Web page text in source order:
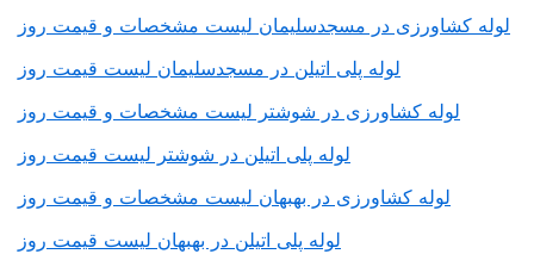
لوله کشاورزی در مسجدسلیمان لیست مشخصات و قیمت روز
لوله پلی اتیلن در مسجدسلیمان لیست قیمت روز
لوله کشاورزی در شوشتر لیست مشخصات و قیمت روز
لوله پلی اتیلن در شوشتر لیست قیمت روز
لوله کشاورزی در بهبهان لیست مشخصات و قیمت روز
لوله پلی اتیلن در بهبهان لیست قیمت روز